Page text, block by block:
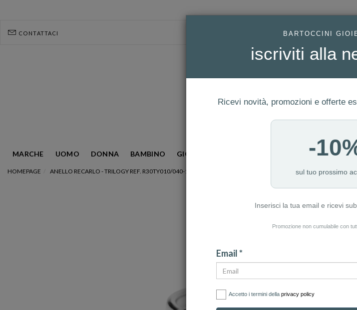
CONTATTACI
MARCHE UOMO DONNA BAMBINO GIOIELLERIA GIOIELLI MODA
HOMEPAGE ANELLO RECARLO - TRILOGY REF. R30TY010/040-14
BARTOCCINI
iscriviti alla
Ricevi novità, promozioni e offerte
-
sul tuo prossimo
Inserisci la tua email e ricevi
Promozione non cumulabile con
Email *
Accetto i termini della privacy policy